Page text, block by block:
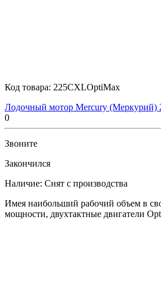
Код товара: 225CXLOptiMax
Лодочный мотор Mercury (Меркурий)
0
Звоните
Закончился
Наличие: Снят с производства
Имея наибольший рабочий объем в
мощности, двухтактные двигатели